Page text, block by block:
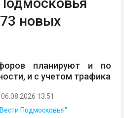
новых
планируют и по
и с учетом трафика
06.08.2026 13:51
Подмосковья"